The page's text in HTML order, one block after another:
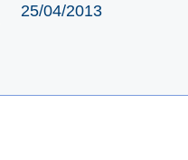
25/04/2013